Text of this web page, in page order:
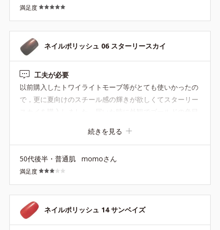
満足度
ネイルポリッシュ 06 スターリースカイ
工夫が必要
以前購入したトワイライトモーブ等がとても使いかったの
で，更に夏向けのスチール感の輝きが欲しくてスターリー
た・・・単色では私の肌の色で黄みグレーな感じで光って
あまり肌がキレイに見えませんでした．でもこれに限定色
のトワイライトモーブを重ねたらあら不思議〜青みのスチ
ール感輝きになりこれは使える！色になりました．足のネ
イルにこの夏使えそうです． トワイライトモーブはドライ
ローズに重ねてもとても素敵なニュアンスチェンジができ
て優秀色です．トワイライトモーブ再販をお願いしま
す！！
続きを見る
50代後半・普通肌 momoさん
満足度
ネイルポリッシュ 14 サンベイズ